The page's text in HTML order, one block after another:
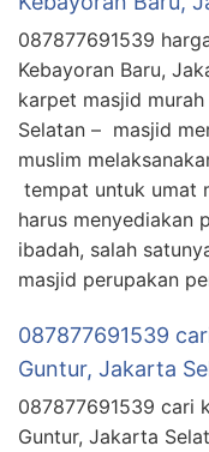
087877691539
Kebayoran Baru,
karpet masjid
Selatan – masjid
muslim
tempat untuk umat
harus menyediakan
ibadah, salah
masjid perupakan
087877691539
Guntur, Jakarta
087877691539 cari
Guntur, Jakarta